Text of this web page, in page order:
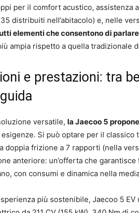
per il comfort acustico, assistenza
distribuiti nell’abitacolo) e, nelle
elementi che consentono di
ampia rispetto a quella tradizionale
e prestazioni: tra
versatile, la Jaecoo 5
Si può optare per il classico
doppia frizione a 7 rapporti (nella
anteriore: un’offerta che
con consumi e dinamica nella
più sostenibile, Jaecoo 5